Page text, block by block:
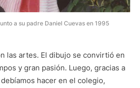
a su padre Daniel Cuevas en 1995
las artes. El dibujo se convirtió en
y gran pasión. Luego, gracias a
hacer en el colegio,